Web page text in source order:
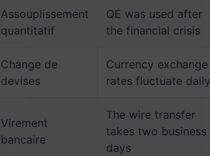
Assouplissement
quantitatif
QE was used after
the financial crisis
Change de
devises
Currency exchange
rates fluctuate daily
Virement
bancaire
The wire transfer
takes two business
days